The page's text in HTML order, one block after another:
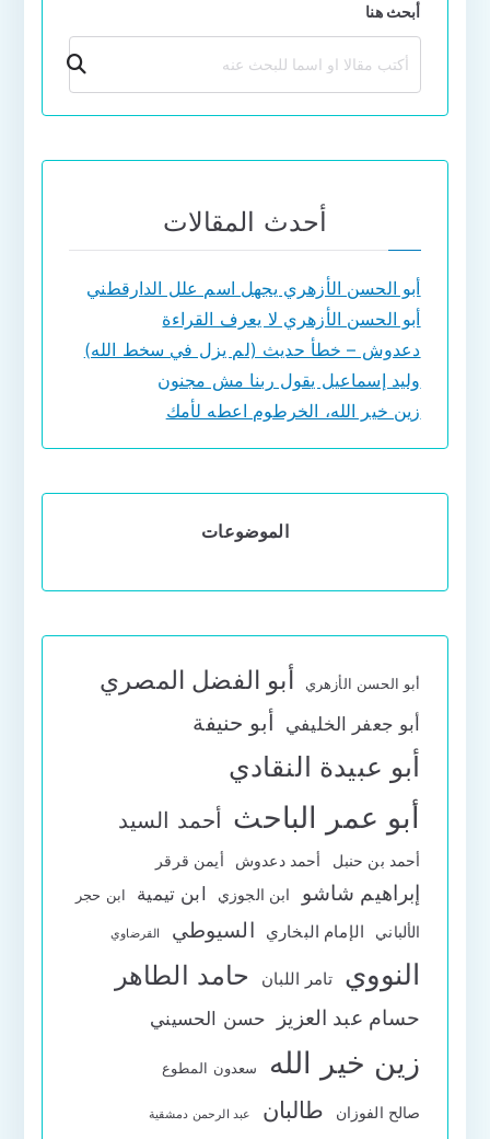
أبحث هنا
بحث
أحدث المقالات
أبو الحسن الأزهري يجهل اسم علل الدارقطني
أبو الحسن الأزهري لا يعرف القراءة
دعدوش – خطأ حديث (لم يزل في سخط الله)
وليد إسماعيل يقول ربنا مش مجنون
زين خير الله، الخرطوم اعطه لأمك
الموضوعات
أبو الحسن الأزهري أبو الفضل المصري
أبو جعفر الخليفي أبو حنيفة
أبو عبيدة النقادي
أبو عمر الباحث أحمد السيد
أحمد بن حنبل أحمد دعدوش أيمن قرقر
إبراهيم شاشو ابن الجوزي ابن تيمية ابن حجر
الألباني الإمام البخاري السيوطي القرضاوي
النووي تامر اللبان حامد الطاهر
حسام عبد العزيز حسن الحسيني
زين خير الله سعدون المطوع
صالح الفوزان طالبان عبد الرحمن دمشقية